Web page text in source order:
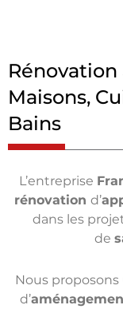
Maisons,
Bains
L’entreprise
rénovation d’
dans les
de
Nous
d’